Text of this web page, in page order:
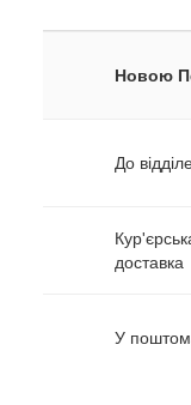
Новою
До
доставка
У